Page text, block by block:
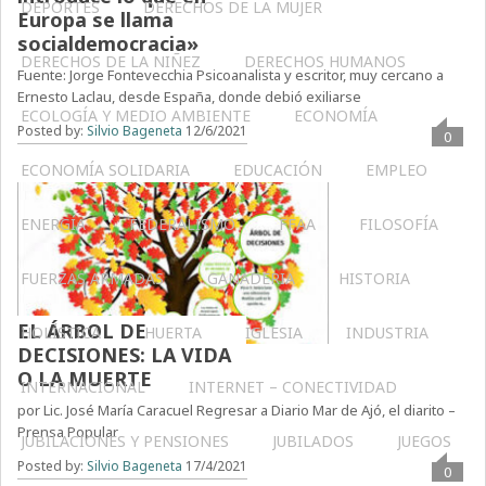
DEPORTES DERECHOS DE LA MUJER
DERECHOS DE LA NIÑEZ DERECHOS HUMANOS
ECOLOGÍA Y MEDIO AMBIENTE ECONOMÍA
ECONOMÍA SOLIDARIA EDUCACIÓN EMPLEO
ENERGÍA FEDERALISMO FFAA FILOSOFÍA
FUERZAS ARMADAS GANADERIA HISTORIA
HOLÍSTICA HUERTA IGLESIA INDUSTRIA
INTERNACIONAL INTERNET – CONECTIVIDAD
JUBILACIONES Y PENSIONES JUBILADOS JUEGOS
Europa se llama
socialdemocracia»
Fuente: Jorge Fontevecchia Psicoanalista y escritor, muy cercano a
Ernesto Laclau, desde España, donde debió exiliarse
Posted by: Silvio Bageneta 12/6/2021 0
EL ÁRBOL DE
DECISIONES: LA VIDA
O LA MUERTE
por Lic. José María Caracuel Regresar a Diario Mar de Ajó, el diarito –
Prensa Popular
Posted by: Silvio Bageneta 17/4/2021 0